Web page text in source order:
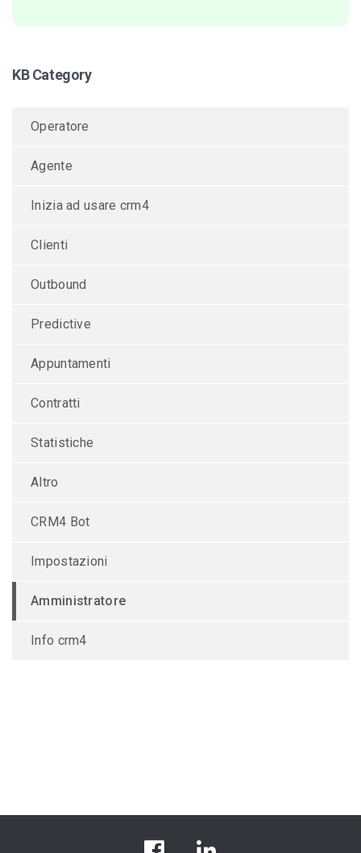
KB Category
Operatore
Agente
Inizia ad usare crm4
Clienti
Outbound
Predictive
Appuntamenti
Contratti
Statistiche
Altro
CRM4 Bot
Impostazioni
Amministratore
Info crm4